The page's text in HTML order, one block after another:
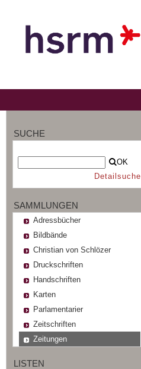
SUCHE
OK
Detailsuche
SAMMLUNGEN
Adressbücher
Bildbände
Christian von Schlözer
Druckschriften
Handschriften
Karten
Parlamentarier
Zeitschriften
Zeitungen
LISTEN